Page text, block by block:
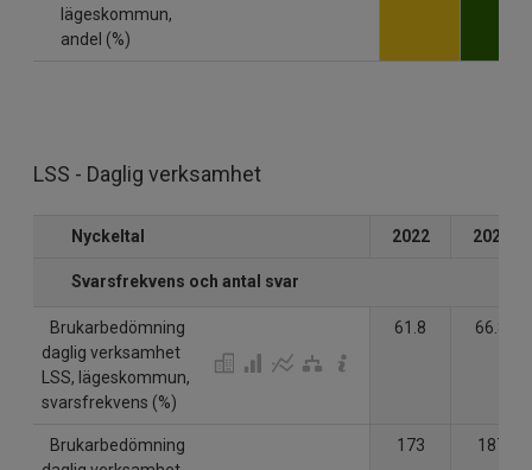
lägeskommun,
andel (%)
LSS - Daglig verksamhet
Nyckeltal 2022 2023
Svarsfrekvens och antal svar
Brukarbedömning
daglig verksamhet
LSS, lägeskommun,
svarsfrekvens (%)
61.8 66.8
Brukarbedömning
173 187